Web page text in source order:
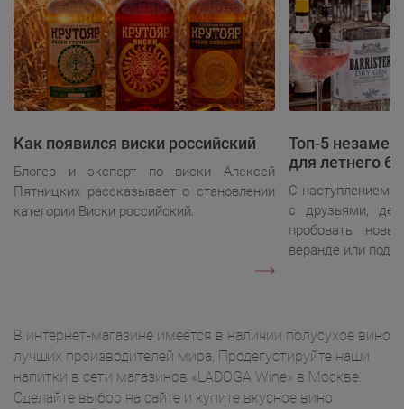
Как появился виски российский
Блогер и эксперт по виски Алексей
Пятницких рассказывает о становлении
категории Виски российский.
Топ-5
для летнего
С наступлением
с друзьями,
пробовать
веранде или под
В интернет-магазине имеется в наличии полусухое вино
лучших производителей мира. Продегустируйте наши
напитки в сети магазинов «LADOGA Wine» в Москве.
Сделайте выбор на сайте и купите вкусное вино